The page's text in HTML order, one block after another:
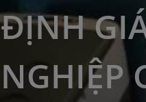
ĐỊNH
NGHIỆP